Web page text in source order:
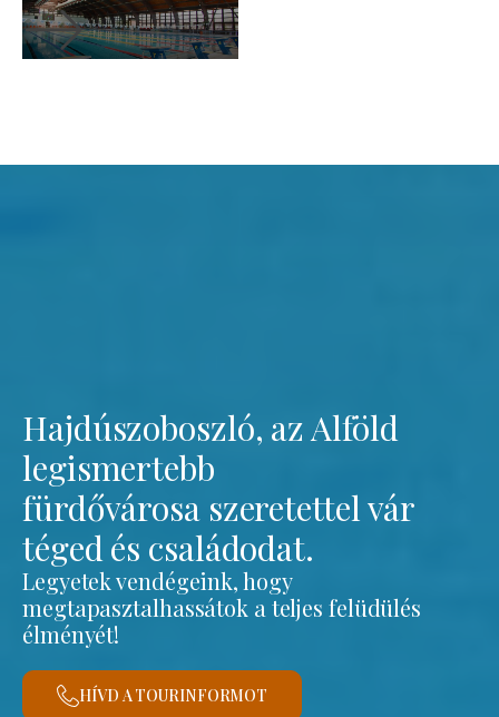
Hajdúszoboszló, az Alföld
legismertebb
fürdővárosa szeretettel vár
téged és családodat.
Legyetek vendégeink, hogy
megtapasztalhassátok a teljes felüdülés
élményét!
HÍVD A TOURINFORMOT